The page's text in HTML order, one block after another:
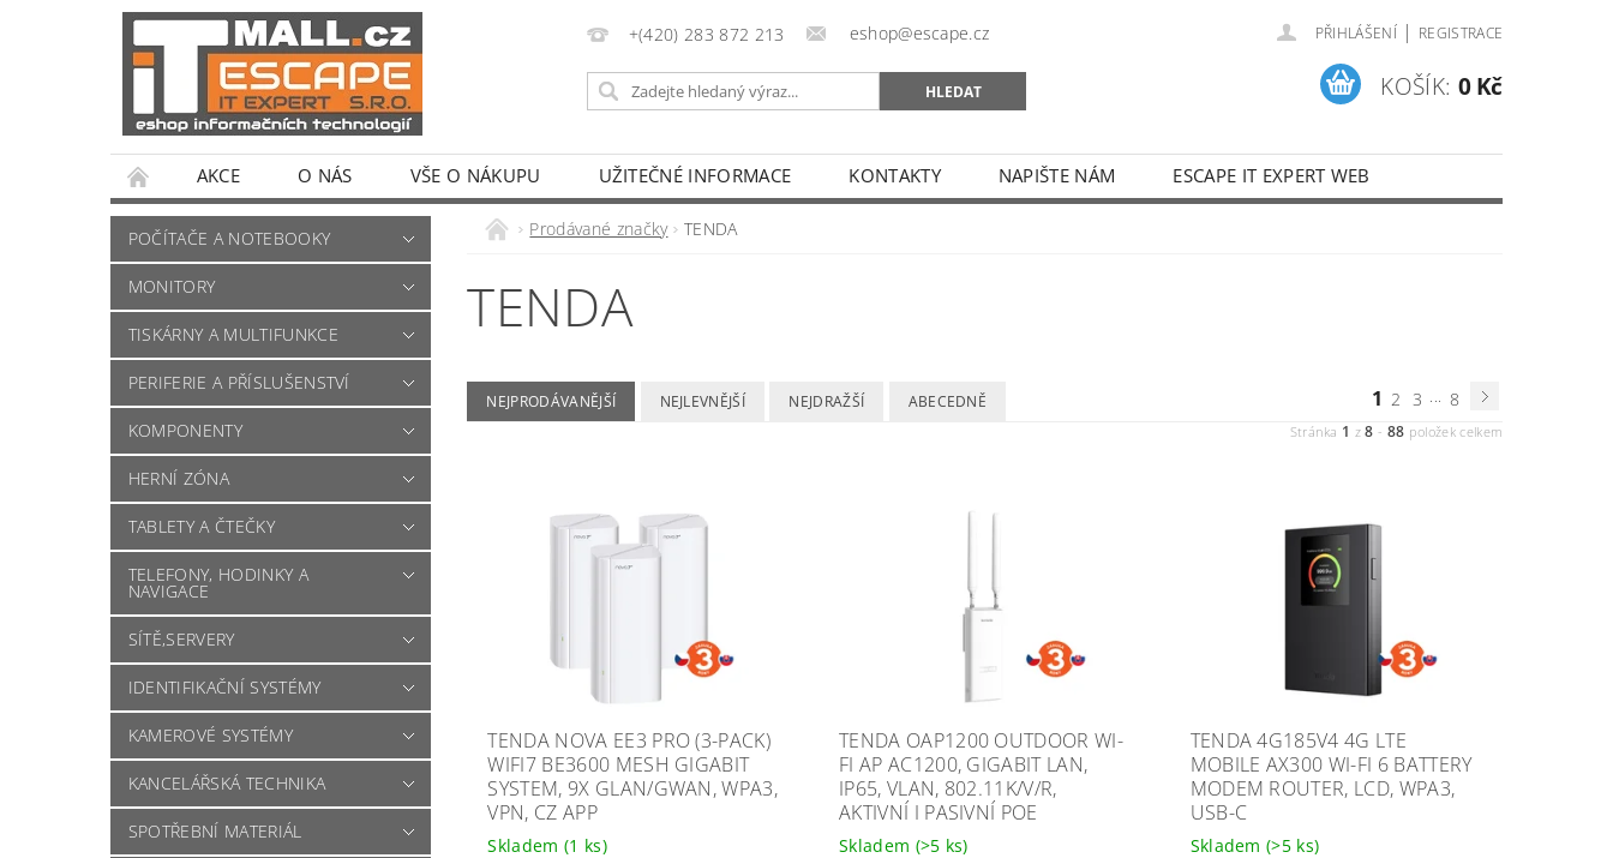
+(420) 283 872 213 eshop@escape.cz PŘIHLÁŠENÍ | REGISTRACE
KOŠÍK: 0 Kč
AKCE O NÁS VŠE O NÁKUPU UŽITEČNÉ INFORMACE KONTAKTY NAPIŠTE NÁM ESCAPE IT EXPERT WEB
POČÍTAČE A NOTEBOOKY
MONITORY
TISKÁRNY A MULTIFUNKCE
PERIFERIE A PŘÍSLUŠENSTVÍ
KOMPONENTY
HERNÍ ZÓNA
TABLETY A ČTEČKY
TELEFONY, HODINKY A
NAVIGACE
SÍTĚ,SERVERY
IDENTIFIKAČNÍ SYSTÉMY
KAMEROVÉ SYSTÉMY
KANCELÁŘSKÁ TECHNIKA
SPOTŘEBNÍ MATERIÁL
Prodávané značky TENDA
TENDA
NEJPRODÁVANĚJŠÍ NEJLEVNĚJŠÍ NEJDRAŽŠÍ ABECEDNĚ 1 2 3 ... 8
Stránka 1 z8 - 88 položek celkem
TENDA NOVA EE3 PRO (3-PACK)
WIFI7 BE3600 MESH GIGABIT
SYSTEM, 9X GLAN/GWAN, WPA3,
VPN, CZ APP
Skladem (1 ks)
TENDA OAP1200 OUTDOOR WI-
FI AP AC1200, GIGABIT LAN,
IP65, VLAN, 802.11K/V/R,
AKTIVNÍ I PASIVNÍ POE
Skladem (>5 ks)
TENDA 4G185V4 4G LTE
MOBILE AX300 WI-FI 6 BATTERY
MODEM ROUTER, LCD, WPA3,
USB-C
Skladem(>5 ks)